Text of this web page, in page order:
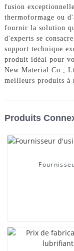
fusion
thermoformage ou
fournir la solution
d'experts se
support technique
produit idéal pour
New Material Co.,
meilleurs produits à
Produits